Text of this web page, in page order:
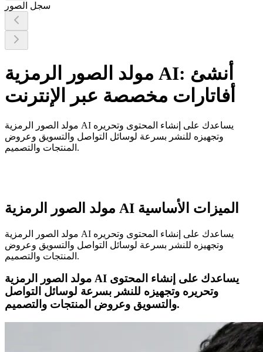
سجل الصور
مولد الصور الرمزية AI: أنشئ
أفاتارات مخصصة عبر الإنترنت
مولد الصور الرمزية AI يساعدك على إنشاء المحتوى وتحريره
وتجهيزه للنشر بسرعة لوسائل التواصل والتسويق وعروض
المنتجات والتصميم.
مولد الصور الرمزية AI الميزات الأساسية
مولد الصور الرمزية AI يساعدك على إنشاء المحتوى وتحريره
وتجهيزه للنشر بسرعة لوسائل التواصل والتسويق وعروض
المنتجات والتصميم.
مولد الصور الرمزية AI يساعدك على إنشاء المحتوى
وتحريره وتجهيزه للنشر بسرعة لوسائل التواصل
والتسويق وعروض المنتجات والتصميم.